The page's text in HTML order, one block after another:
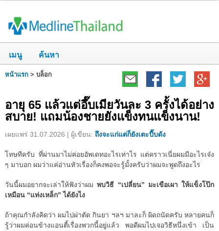
เมนู ค้นหา
หน้าแรก > บล็อก
อายุ 65 แล้วแต่อึ๊บเมียวันละ 3 ครั้งได้อย่าง
สบาย! แถมน้องชายยังแข็งทนแข็งนาน!
เผยแพร่ 31.07.2026 | ผู้เขียน: ถึงจะแก่แต่ก็ยังเตะปี๊บดัง
โทษทีครับ ที่ผ่านมาไม่ค่อยอัพเดทอะไรเท่าไร แต่คราวเนี่ยผมมีอะไรเจ๋ง
ๆ มาบอก ผมว่าแค่อ่านหัวเรื่องก็คงพอจะรู้มั้งครับว่าผมจะพูดถึงอะไร
วันนี้ผมอยากจะเล่าให้ฟังว่าผมพบวิธี “เปลี่ยน” มะเขือเผา ให้แข็งโป๊ก
เหมือน “แท่งเหล็ก” ได้ยังไง
ถ้าคุณกำลังคิดว่า ผมไปผ่าตัด กินยา ฯลฯ มาละก็ ผิดถนัดครับ หลายคนก็
รู้ว่าผมค่อนข้างแอนตี้เรื่องพวกนี้อยู่แล้ว พอดีผมไปเจอวิธีหนึ่งเข้า เป็น